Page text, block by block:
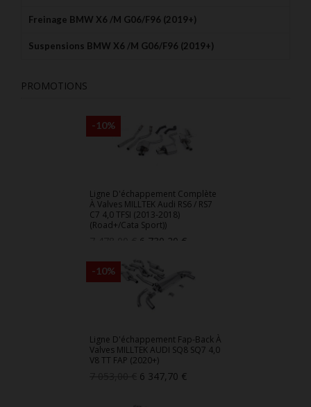
Freinage BMW X6 /M G06/F96 (2019+)
Suspensions BMW X6 /M G06/F96 (2019+)
PROMOTIONS
Ligne D'échappement Complète
À Valves MILLTEK Audi RS6 / RS7
C7 4,0 TFSI (2013-2018)
(Road+/Cata Sport))
base
Prix
6 730,20 €
-10%
Ligne D'échappement Fap-Back À
Valves MILLTEK AUDI SQ8 SQ7 4,0
V8 TT FAP (2020+)
Prix
6 347,70 €
-10%